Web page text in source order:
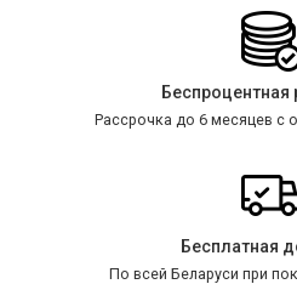
Беспроцентная
Рассрочка до 6 месяцев с
Бесплатная
По всей Беларуси при